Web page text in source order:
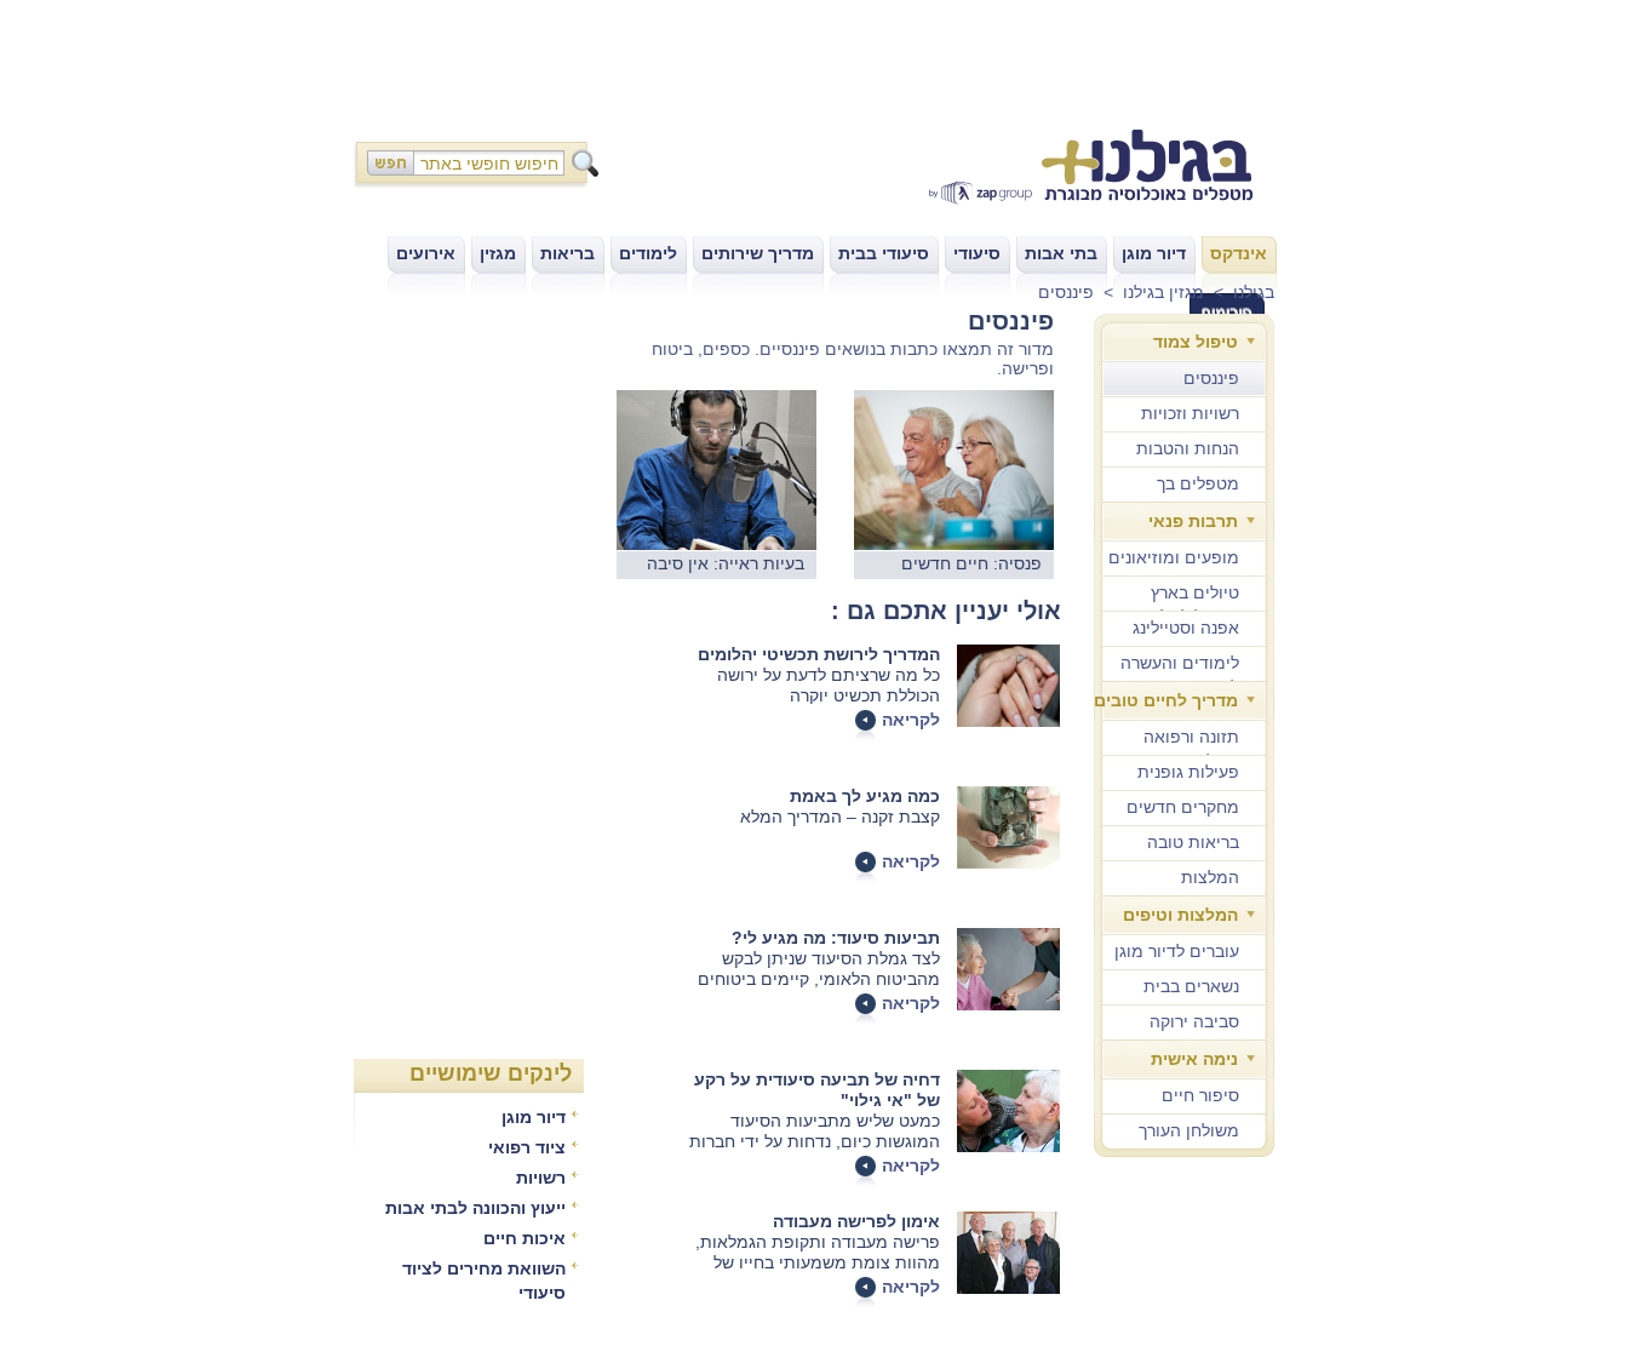
אינדקס דיור מוגן בתי אבות סיעודי סיעודי בבית מדריך שירותים לימודים בריאות מגזין
אירועים
בגילנו>מגזין בגילנו > פיננסים
טיפול צמוד
פיננסים
רשויות וזכויות
הנחות והטבות
מטפלים בך
תרבות פנאי
מופעים ומוזיאונים
טיולים בארץ
ובחו"ל לגיל הזהב
אפנה וסטיילינג
לימודים והעשרה
למבוגרים
מדריך לחיים טובים
תזונה ורפואה
משלימה
פעילות גופנית
מחקרים חדשים
בריאות טובה
המלצות
המלצות וטיפים
עוברים לדיור מוגן
נשארים בבית
סביבה ירוקה
נימה אישית
סיפור חיים
משולחן העורך
פיננסים
מדור זה תמצאו כתבות בנושאים פיננסיים. כספים, ביטוח
ופרישה.
פנסיה: חיים חדשים
בעיות ראייה: אין סיבה
אולי יעניין אתכם גם :
המדריך לירושת תכשיטי יהלומים
כל מה שרציתם לדעת על ירושה
הכוללת תכשיט יוקרה
לקריאה
כמה מגיע לך באמת
קצבת זקנה – המדריך המלא
לקריאה
תביעות סיעוד: מה מגיע לי?
לצד גמלת הסיעוד שניתן לבקש
מהביטוח הלאומי, קיימים ביטוחים
פרטיים רבים באמצעות חברות
הביטוח. כל מה שצריך לדעת כדי
לקריאה
דחיה של תביעה סיעודית על רקע
של "אי גילוי"
כמעט שליש מתביעות הסיעוד
המוגשות כיום, נדחות על ידי חברות
הביטוח, לרב על רקע של אי גילוי.
חברת הביטוח בוחנת את הזכאות
שלה, אולם מצב סיעודי הוא לא
בהכרח מצב חד ערכי ובחינה נוספת
דרך משקפי האינטרסים של המבוטח
הכרחית בחלק גדול מהמקרים,
ועשויה לשנות את רוע הגזירה".
לקריאה
אימון לפרישה מעבודה
פרישה מעבודה ותקופת הגמלאות,
מהוות צומת משמעותי בחייו של
האדם המבוגר. דליה נקר, עובדת
סוציאלית בתחום הזקנה, ממליצה
לקריאה
לינקים שימושיים
דיור מוגן
ציוד רפואי
רשויות
ייעוץ והכוונה לבתי אבות
איכות חיים
השוואת מחירים לציוד
סיעודי